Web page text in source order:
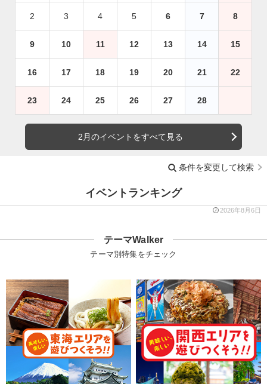
2 3 4 5 6 7 8
9 10 11 12 13 14 15
16 17 18 19 20 21 22
23 24 25 26 27 28
2月のイベントをすべて見る
条件を変更して検索
イベントランキング
2026年8月6日
テーマWalker
テーマ別特集をチェック